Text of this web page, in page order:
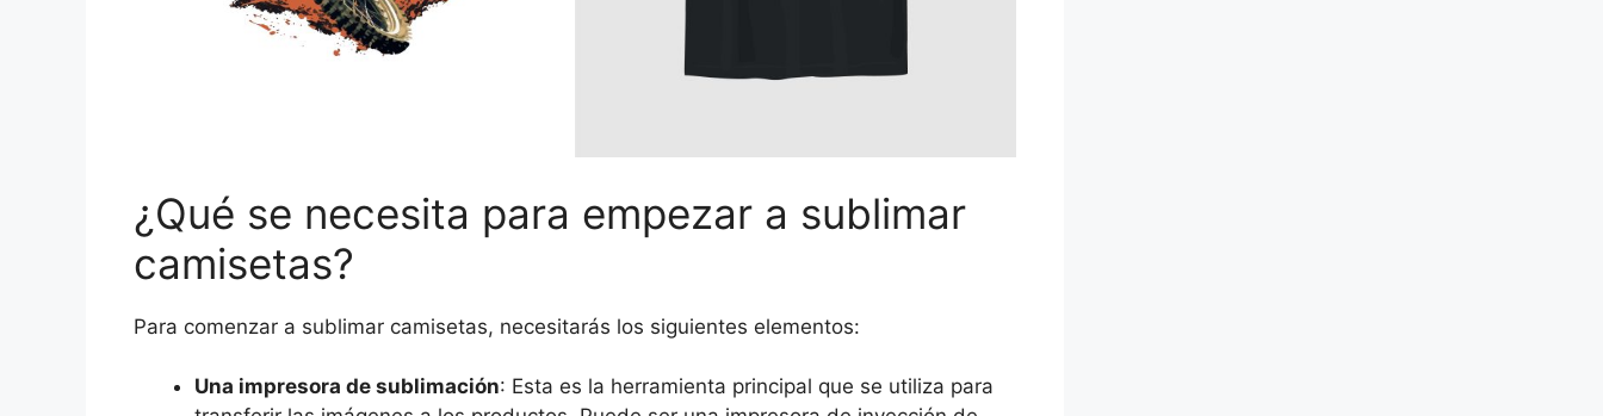
¿Qué se necesita para empezar a sublimar
camisetas?
Para comenzar a sublimar camisetas, necesitarás los siguientes elementos:
Una impresora de sublimación: Esta es la herramienta principal que se utiliza para